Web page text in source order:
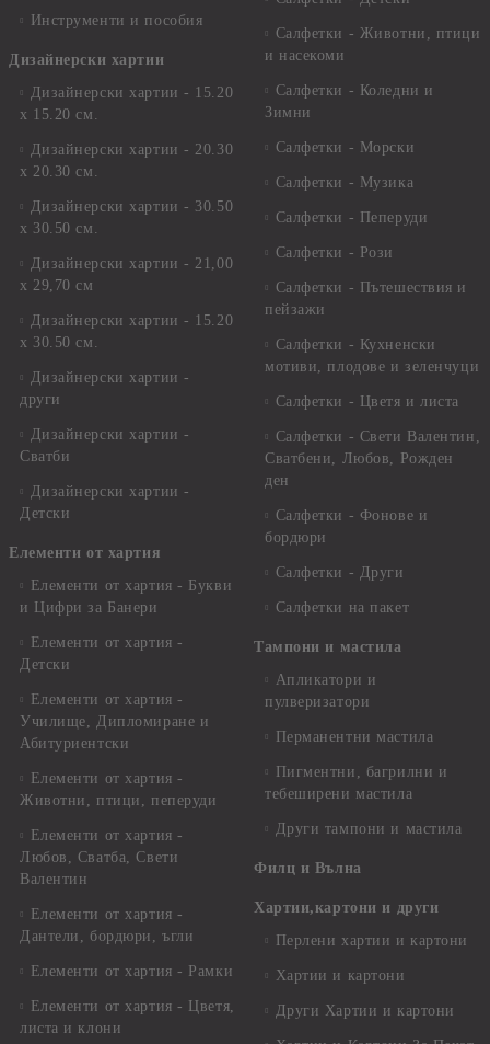
Инструменти и пособия
Дизайнерски хартии
Дизайнерски хартии - 15.20
х 15.20 см.
Дизайнерски хартии - 20.30
х 20.30 см.
Дизайнерски хартии - 30.50
х 30.50 см.
Дизайнерски хартии - 21,00
х 29,70 см
Дизайнерски хартии - 15.20
x 30.50 см.
Дизайнерски хартии -
други
Дизайнерски хартии -
Сватби
Дизайнерски хартии -
Детски
Елементи от хартия
Елементи от хартия - Букви
и Цифри за Банери
Елементи от хартия -
Детски
Елементи от хартия -
Училище, Дипломиране и
Абитуриентски
Елементи от хартия -
Животни, птици, пеперуди
Елементи от хартия -
Любов, Сватба, Свети
Валентин
Елементи от хартия -
Дантели, бордюри, ъгли
Елементи от хартия - Рамки
Елементи от хартия - Цветя,
листа и клони
Салфетки - Животни, птици
и насекоми
Салфетки - Коледни и
Зимни
Салфетки - Морски
Салфетки - Музика
Салфетки - Пеперуди
Салфетки - Рози
Салфетки - Пътешествия и
пейзажи
Салфетки - Кухненски
мотиви, плодове и зеленчуци
Салфетки - Цветя и листа
Салфетки - Свети Валентин,
Сватбени, Любов, Рожден
ден
Салфетки - Фонове и
бордюри
Салфетки - Други
Салфетки на пакет
Тампони и мастила
Апликатори и
пулверизатори
Перманентни мастила
Пигментни, багрилни и
тебеширени мастила
Други тампони и мастила
Филц и Вълна
Хартии,картони и други
Перлени хартии и картони
Хартии и картони
Други Хартии и картони